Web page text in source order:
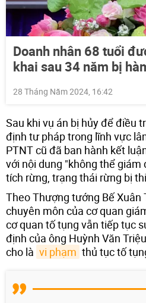
Doanh nhân 68 tuổi
khai sau 34 năm bị
28 Tháng Năm 2024, 16:42
Sau khi vụ án bị hủy để điều
định tư pháp trong lĩnh vực
PTNT cũ đã ban hành kết
với nội dung "không thể
tích rừng, trạng thái rừng bị
Theo Thượng tướng Bế Xuân
chuyên môn của cơ quan
cơ quan tố tụng vẫn tiếp tục
định của ông Huỳnh Văn
cho là vi phạm thủ tục tố